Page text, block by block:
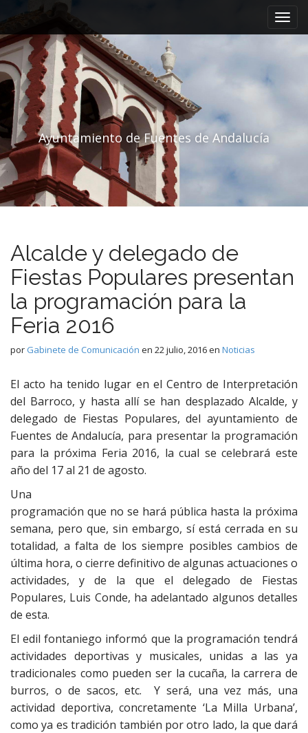
Menú principal
Saltar al contenido
Ayuntamiento de Fuentes de Andalucía
Alcalde y delegado de
Fiestas Populares presentan
la programación para la
Feria 2016
por Gabinete de Comunicación en 22 julio, 2016en Noticias
El acto ha tenido lugar en el Centro de Interpretación
del Barroco, y hasta allí se han desplazado Alcalde, y
delegado de Fiestas Populares, del ayuntamiento de
Fuentes de Andalucía, para presentar la programación
para la próxima Feria 2016, la cual se celebrará este
año del 17 al 21 de agosto.
Una
programación que no se hará pública hasta la próxima
semana, pero que, sin embargo, sí está cerrada en su
totalidad, a falta de los siempre posibles cambios de
última hora, o cierre definitivo de algunas actuaciones o
actividades, y de la que el delegado de Fiestas
Populares, Luis Conde, ha adelantado algunos detalles
de esta.
El edil fontaniego informó que la programación tendrá
actividades deportivas y musicales, unidas a las ya
tradicionales como pueden ser la cucaña, la carrera de
burros, o de sacos, etc. Y será, una vez más, una
actividad deportiva, concretamente ‘La Milla Urbana’,
como ya es tradición también por otro lado, la que dará